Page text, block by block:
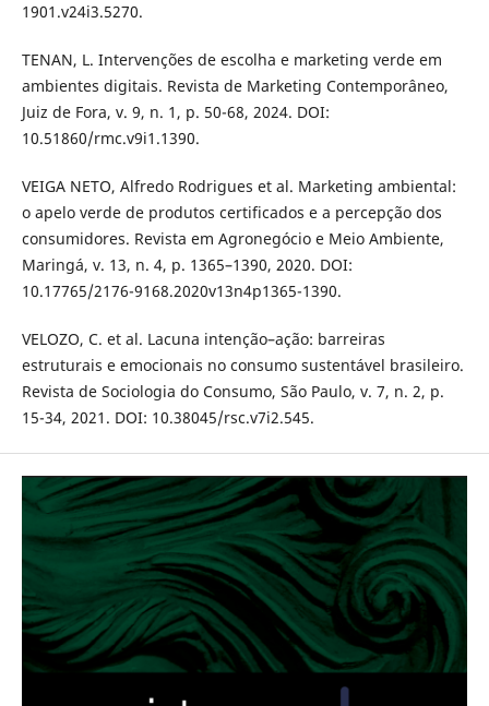
1901.v24i3.5270.
TENAN, L. Intervenções de escolha e marketing verde em
ambientes digitais. Revista de Marketing Contemporâneo,
Juiz de Fora, v. 9, n. 1, p. 50-68, 2024. DOI:
10.51860/rmc.v9i1.1390.
VEIGA NETO, Alfredo Rodrigues et al. Marketing ambiental:
o apelo verde de produtos certificados e a percepção dos
consumidores. Revista em Agronegócio e Meio Ambiente,
Maringá, v. 13, n. 4, p. 1365–1390, 2020. DOI:
10.17765/2176-9168.2020v13n4p1365-1390.
VELOZO, C. et al. Lacuna intenção–ação: barreiras
estruturais e emocionais no consumo sustentável brasileiro.
Revista de Sociologia do Consumo, São Paulo, v. 7, n. 2, p.
15-34, 2021. DOI: 10.38045/rsc.v7i2.545.